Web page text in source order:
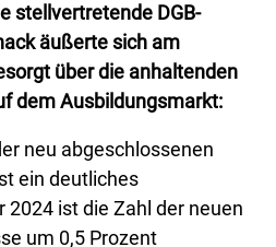
stellvertretende DGB-
äußerte sich am
über die anhaltenden
dem Ausbildungsmarkt:
neu abgeschlossenen
ein deutliches
ist die Zahl der neuen
um 0,5 Prozent